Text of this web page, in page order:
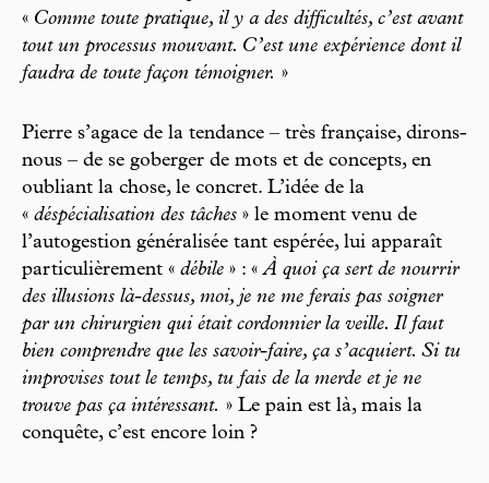
« Comme toute pratique, il y a des difficultés, c’est avant
tout un processus mouvant. C’est une expérience dont il
faudra de toute façon témoigner. »
Pierre s’agace de la tendance – très française, dirons-
nous – de se goberger de mots et de concepts, en
oubliant la chose, le concret. L’idée de la
« déspécialisation des tâches » le moment venu de
l’autogestion généralisée tant espérée, lui apparaît
particulièrement « débile » : «À quoi ça sert de nourrir
des illusions là-dessus, moi, je ne me ferais pas soigner
par un chirurgien qui était cordonnier la veille. Il faut
bien comprendre que les savoir-faire, ça s’acquiert. Si tu
improvises tout le temps, tu fais de la merde et je ne
trouve pas ça intéressant. » Le pain est là, mais la
conquête, c’est encore loin ?